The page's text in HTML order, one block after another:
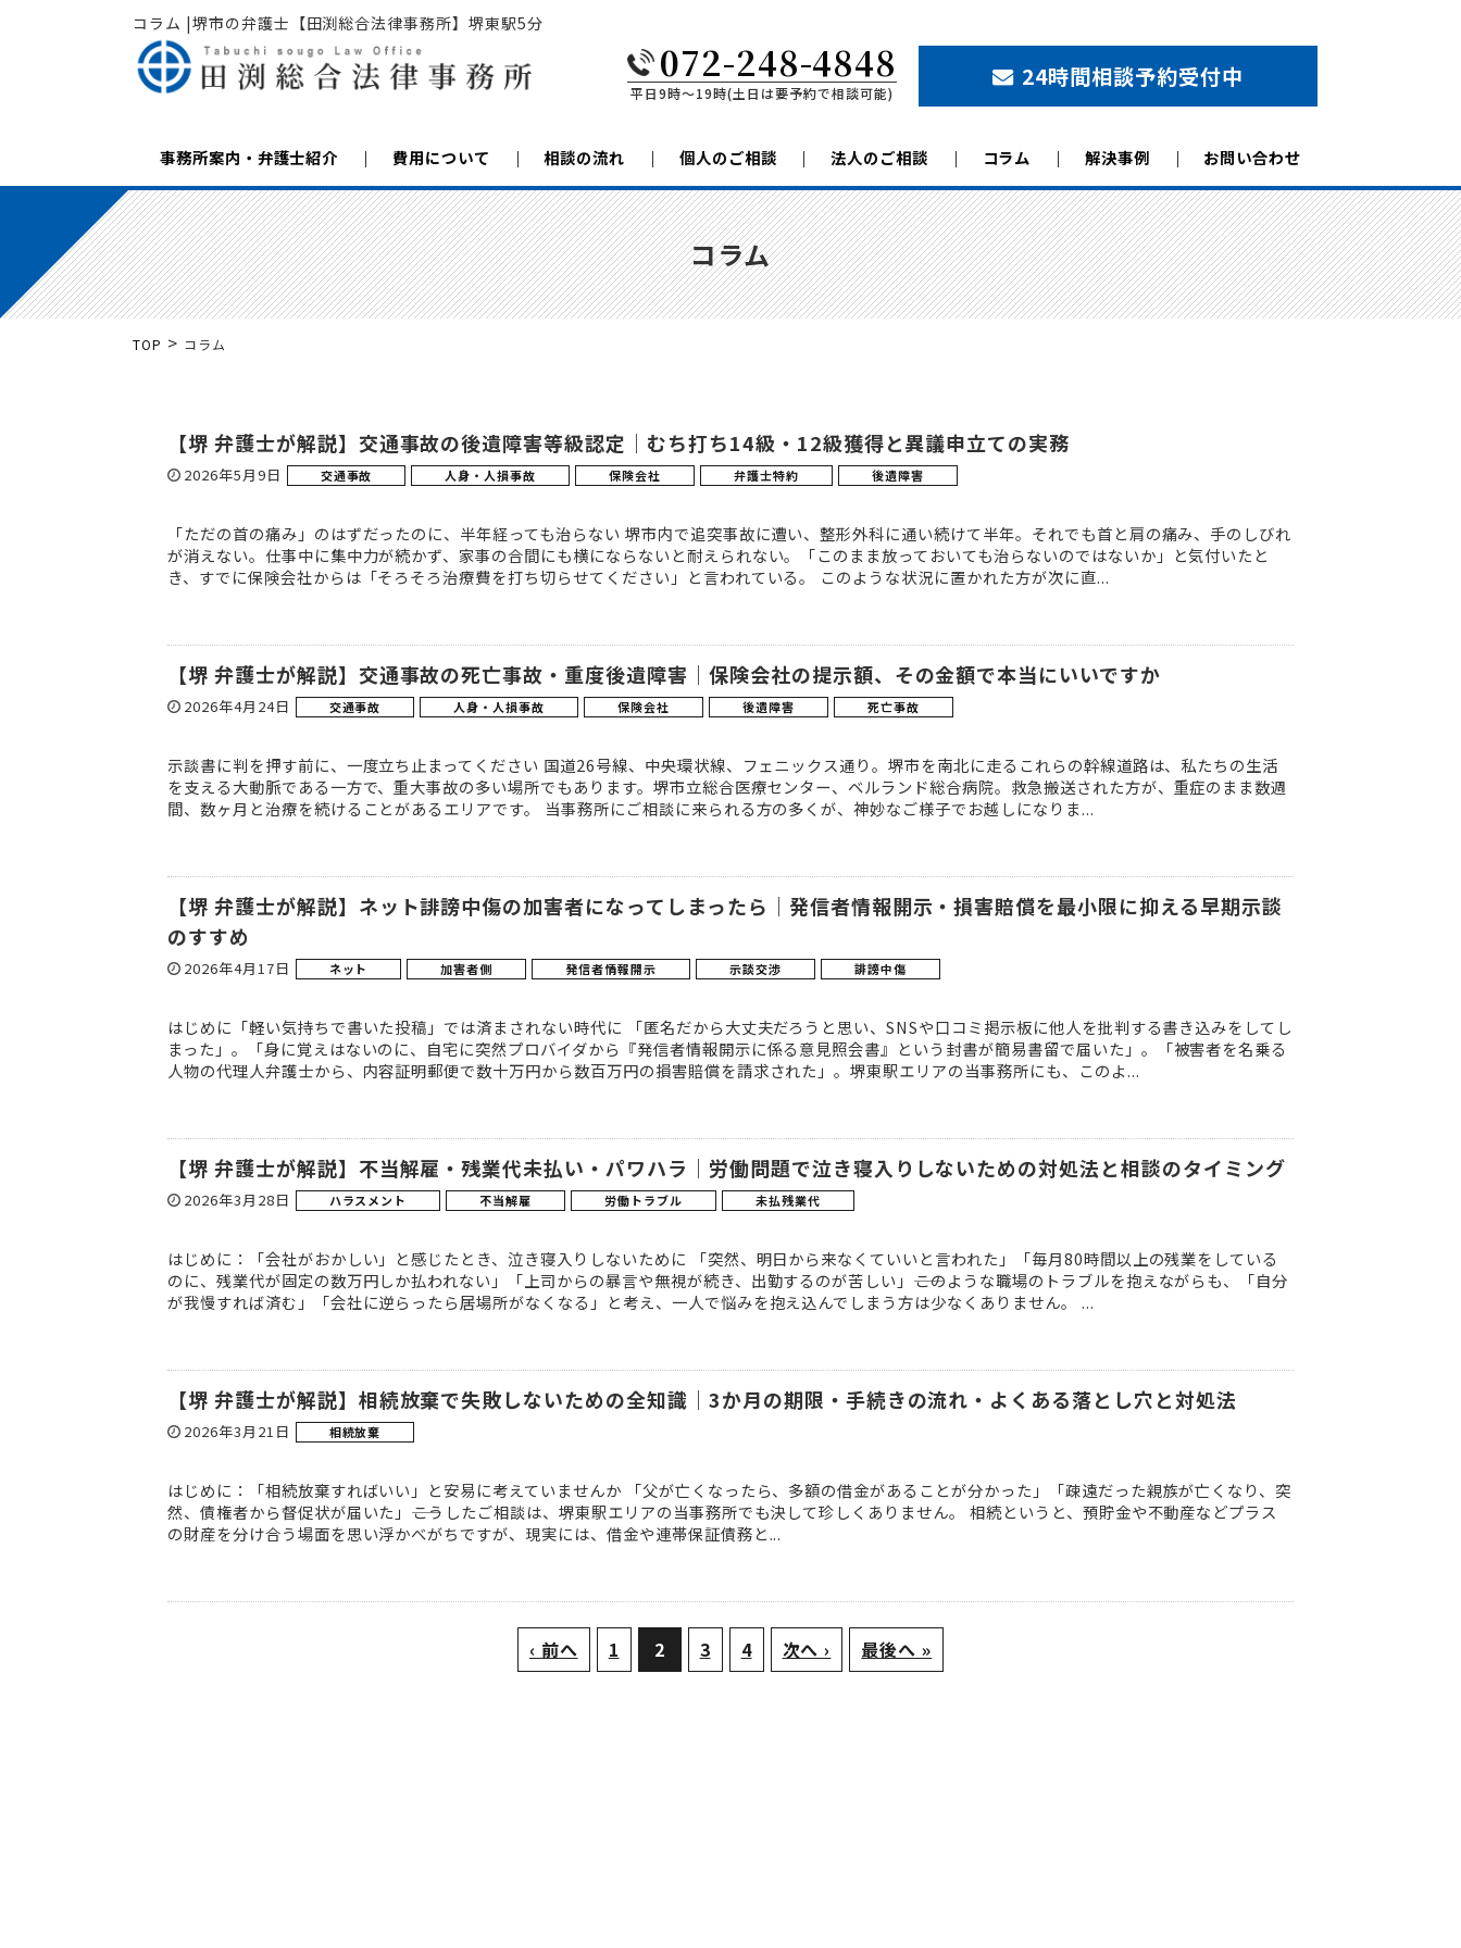
コラム |堺市の弁護士【田渕総合法律事務所】堺東駅5分
072-248-4848
平日9時〜19時(土日は要予約で相談可能)
24時間相談予約受付中
事務所案内・弁護士紹介 費用について 相談の流れ 個人のご相談 法人のご相談 コラム 解決事例 お問い合わせ
コラム
TOP > コラム
【堺 弁護士が解説】交通事故の後遺障害等級認定｜むち打ち14級・12級獲得と異議申立ての実務
2026年5月9日 交通事故 人身・人損事故 保険会社 弁護士特約 後遺障害
「ただの首の痛み」のはずだったのに、半年経っても治らない 堺市内で追突事故に遭い、整形外科に通い続けて半年。それでも首と肩の痛み、手のしびれ
が消えない。仕事中に集中力が続かず、家事の合間にも横にならないと耐えられない。「このまま放っておいても治らないのではないか」と気付いたと
き、すでに保険会社からは「そろそろ治療費を打ち切らせてください」と言われている。 このような状況に置かれた方が次に直...
【堺 弁護士が解説】交通事故の死亡事故・重度後遺障害｜保険会社の提示額、その金額で本当にいいですか
2026年4月24日 交通事故 人身・人損事故 保険会社 後遺障害 死亡事故
示談書に判を押す前に、一度立ち止まってください 国道26号線、中央環状線、フェニックス通り。堺市を南北に走るこれらの幹線道路は、私たちの生活
を支える大動脈である一方で、重大事故の多い場所でもあります。堺市立総合医療センター、ベルランド総合病院。救急搬送された方が、重症のまま数週
間、数ヶ月と治療を続けることがあるエリアです。 当事務所にご相談に来られる方の多くが、神妙なご様子でお越しになりま...
【堺 弁護士が解説】ネット誹謗中傷の加害者になってしまったら｜発信者情報開示・損害賠償を最小限に抑える早期示談
のすすめ
2026年4月17日 ネット 加害者側 発信者情報開示 示談交渉 誹謗中傷
はじめに「軽い気持ちで書いた投稿」では済まされない時代に 「匿名だから大丈夫だろうと思い、SNSや口コミ掲示板に他人を批判する書き込みをしてし
まった」。「身に覚えはないのに、自宅に突然プロバイダから『発信者情報開示に係る意見照会書』という封書が簡易書留で届いた」。「被害者を名乗る
人物の代理人弁護士から、内容証明郵便で数十万円から数百万円の損害賠償を請求された」。堺東駅エリアの当事務所にも、このよ...
【堺 弁護士が解説】不当解雇・残業代未払い・パワハラ｜労働問題で泣き寝入りしないための対処法と相談のタイミング
2026年3月28日 ハラスメント 不当解雇 労働トラブル 未払残業代
はじめに：「会社がおかしい」と感じたとき、泣き寝入りしないために 「突然、明日から来なくていいと言われた」「毎月80時間以上の残業をしている
のに、残業代が固定の数万円しか払われない」「上司からの暴言や無視が続き、出勤するのが苦しい」――このような職場のトラブルを抱えながらも、「自分
が我慢すれば済む」「会社に逆らったら居場所がなくなる」と考え、一人で悩みを抱え込んでしまう方は少なくありません。 ...
【堺 弁護士が解説】相続放棄で失敗しないための全知識｜3か月の期限・手続きの流れ・よくある落とし穴と対処法
2026年3月21日 相続放棄
はじめに：「相続放棄すればいい」と安易に考えていませんか 「父が亡くなったら、多額の借金があることが分かった」「疎遠だった親族が亡くなり、突
然、債権者から督促状が届いた」――こうしたご相談は、堺東駅エリアの当事務所でも決して珍しくありません。 相続というと、預貯金や不動産などプラス
の財産を分け合う場面を思い浮かべがちですが、現実には、借金や連帯保証債務と...
‹ 前へ 1 2 3 4 次へ › 最後へ »